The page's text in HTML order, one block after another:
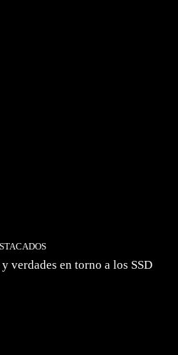
verdades en torno a los SSD